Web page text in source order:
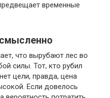
временные
что вырубают лес во
силы. Тот, кто рубил
цели, правда, цена
Если довелось